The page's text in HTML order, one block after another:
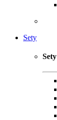
Sety
Sety